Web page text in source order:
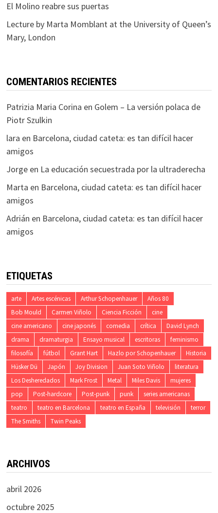
El Molino reabre sus puertas
Lecture by Marta Momblant at the University of Queen’s
Mary, London
COMENTARIOS RECIENTES
Patrizia Maria Corina en Golem – La versión polaca de
Piotr Szulkin
lara en Barcelona, ciudad cateta: es tan difícil hacer
amigos
Jorgeen La educación secuestrada por la ultraderecha
Marta en Barcelona, ciudad cateta: es tan difícil hacer
amigos
Adrián en Barcelona, ciudad cateta: es tan difícil hacer
amigos
ETIQUETAS
arte Artes escénicas Arthur Schopenhauer
Años 80
Bob Mould
Carmen Viñolo Ciencia Ficción
cine
cine americano
cine japonés comedia crítica
David Lynch
drama
dramaturgia Ensayo musical escritoras
feminismo
filosofía
fútbol Grant Hart Hazlo por Schopenhauer
Historia
Hüsker Dü
Japón Joy Division Juan Soto Viñolo
literatura
Los Desheredados
Mark Frost Metal Miles Davis
mujeres
pop
Post-hardcore Post-punk punk
series americanas
teatro
teatro en Barcelona teatro en España televisión
terror
The Smiths
Twin Peaks
ARCHIVOS
abril 2026
octubre 2025